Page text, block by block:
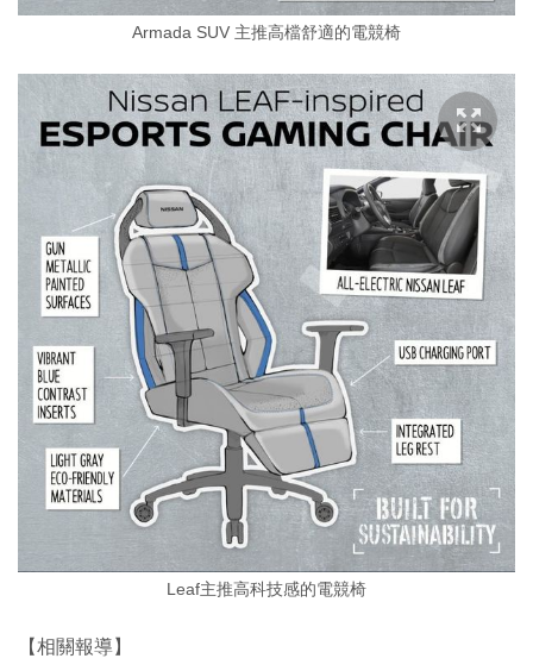
Armada SUV 主推高檔舒適的電競椅
Leaf主推高科技感的電競椅
【相關報導】